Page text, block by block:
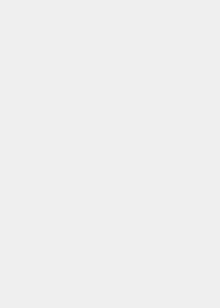
Hattı
410 0500
Müdürlük
Cad. No 173, 1. Levent Plaza, B